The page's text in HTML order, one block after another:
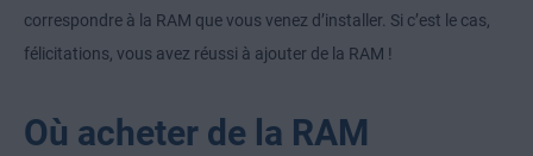
correspondre à la RAM que vous venez d’installer. Si c’est le cas,
félicitations, vous avez réussi à ajouter de la RAM !
Où acheter de la RAM